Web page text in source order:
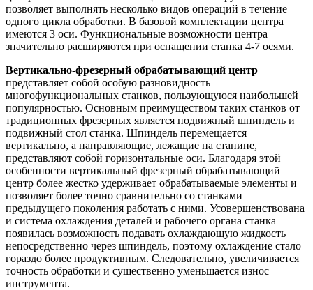
позволяет выполнять несколько видов операций в течение
одного цикла обработки. В базовой комплектации центра
имеются 3 оси. Функциональные возможности центра
значительно расширяются при оснащении станка 4-7 осями.
Вертикально-фрезерный обрабатывающий центр
представляет собой особую разновидность
многофункциональных станков, пользующуюся наибольшей
популярностью. Основным преимуществом таких станков от
традиционных фрезерных является подвижный шпиндель и
подвижный стол станка. Шпиндель перемещается
вертикально, а направляющие, лежащие на станине,
представляют собой горизонтальные оси. Благодаря этой
особенности вертикальный фрезерный обрабатывающий
центр более жестко удерживает обрабатываемые элементы и
позволяет более точно сравнительно со станками
предыдущего поколения работать с ними. Усовершенствована
и система охлаждения деталей и рабочего органа станка –
появилась возможность подавать охлаждающую жидкость
непосредственно через шпиндель, поэтому охлаждение стало
гораздо более продуктивным. Следовательно, увеличивается
точность обработки и существенно уменьшается износ
инструмента.